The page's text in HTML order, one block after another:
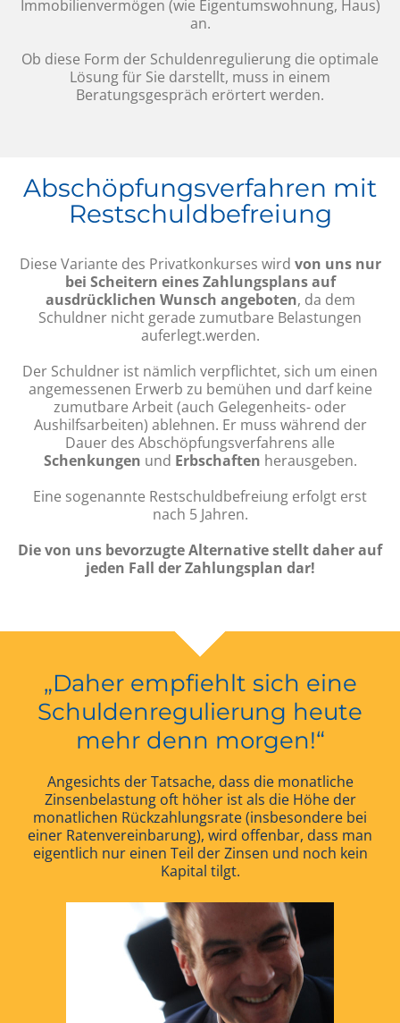
Immobilienvermögen (wie Eigentumswohnung, Haus)
an.
Ob diese Form der Schuldenregulierung die optimale
Lösung für Sie darstellt, muss in einem
Beratungsgespräch erörtert werden.
Abschöpfungsverfahren mit
Restschuldbefreiung
Diese Variante des Privatkonkurses wird von uns nur
bei Scheitern eines Zahlungsplans auf
ausdrücklichen Wunsch angeboten, da dem
Schuldner nicht gerade zumutbare Belastungen
auferlegt.werden.
Der Schuldner ist nämlich verpflichtet, sich um einen
angemessenen Erwerb zu bemühen und darf keine
zumutbare Arbeit (auch Gelegenheits- oder
Aushilfsarbeiten) ablehnen. Er muss während der
Dauer des Abschöpfungsverfahrens alle
Schenkungen und Erbschaften herausgeben.
Eine sogenannte Restschuldbefreiung erfolgt erst
nach 5 Jahren.
Die von uns bevorzugte Alternative stellt daher auf
jeden Fall der Zahlungsplan dar!
„Daher empfiehlt sich eine
Schuldenregulierung heute
mehr denn morgen!“
Angesichts der Tatsache, dass die monatliche
Zinsenbelastung oft höher ist als die Höhe der
monatlichen Rückzahlungsrate (insbesondere bei
einer Ratenvereinbarung), wird offenbar, dass man
eigentlich nur einen Teil der Zinsen und noch kein
Kapital tilgt.